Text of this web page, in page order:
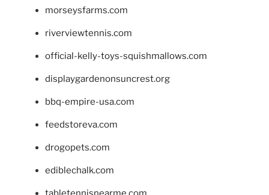
morseysfarms.com
riverviewtennis.com
official-kelly-toys-squishmallows.com
displaygardenonsuncrest.org
bbq-empire-usa.com
feedstoreva.com
drogopets.com
ediblechalk.com